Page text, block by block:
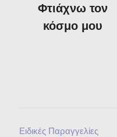
Φτιάχνω τον
κόσμο μου
Ειδικές Παραγγελίες